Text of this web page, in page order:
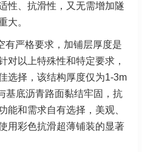
性、抗滑性，又无需增加隧
大。
有严格要求，加铺层厚度是
对以上特殊性和特定要求，
选择，该结构厚度仅为1-3m
基底沥青路面黏结牢固，抗
能和需求自有选择，美观、
用彩色抗滑超薄铺装的显著